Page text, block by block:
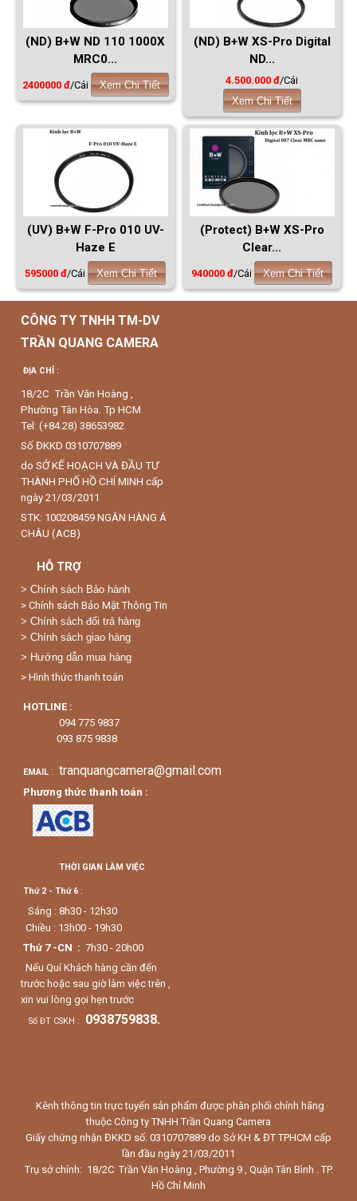
(ND) B+W ND 110 1000X
MRC0...
2400000 đ/Cái Xem Chi Tiết
(ND) B+W XS-Pro Digital
ND...
4.500.000 đ/Cái
Xem Chi Tiết
(UV) B+W F-Pro 010 UV-
Haze E
595000 đ/Cái Xem Chi Tiết
(Protect) B+W XS-Pro
Clear...
940000 đ/Cái Xem Chi Tiết
CÔNG TY TNHH TM-DV
TRẦN QUANG CAMERA
ĐỊA CHỈ :
18/2C Trần Văn Hoàng ,
Phường Tân Hòa. Tp HCM
Tel: (+84.28) 38653982
Số ĐKKD 0310707889
do SỞ KẾ HOẠCH VÀ ĐẦU TƯ
THÀNH PHỐ HỒ CHÍ MINH cấp
ngày 21/03/2011
STK: 100208459 NGÂN HÀNG Á
CHÂU (ACB)
HỖ TRỢ
> Chính sách Bảo hành
> Chính sách Bảo Mật Thông Tin
> Chính sách đổi trả hàng
> Chính sách giao hàng
> Hướng dẫn mua hàng
> Hình thức thanh toán
HOTLINE :
094 775 9837
093 875 9838
EMAIL : tranquangcamera@gmail.com
Phương thức thanh toán :
THỜI GIAN LÀM VIỆC
Thứ 2 - Thứ 6 :
Sáng : 8h30 - 12h30
Chiều : 13h00 - 19h30
Thứ 7 -CN : 7h30 - 20h00
Nếu Quí Khách hàng cần đến
trước hoặc sau giờ làm việc trên ,
xin vui lòng gọi hẹn trước
Số ĐT CSKH : 0938759838.
Kênh thông tin trực tuyến sản phẩm được phân phối chính hãng
thuộc Công ty TNHH Trần Quang Camera
Giấy chứng nhận ĐKKD số: 0310707889 do Sở KH & ĐT TPHCM cấp
lần đầu ngày 21/03/2011
Trụ sở chính: 18/2C Trần Văn Hoàng , Phường 9 , Quận Tân Bình . TP.
Hồ Chí Minh